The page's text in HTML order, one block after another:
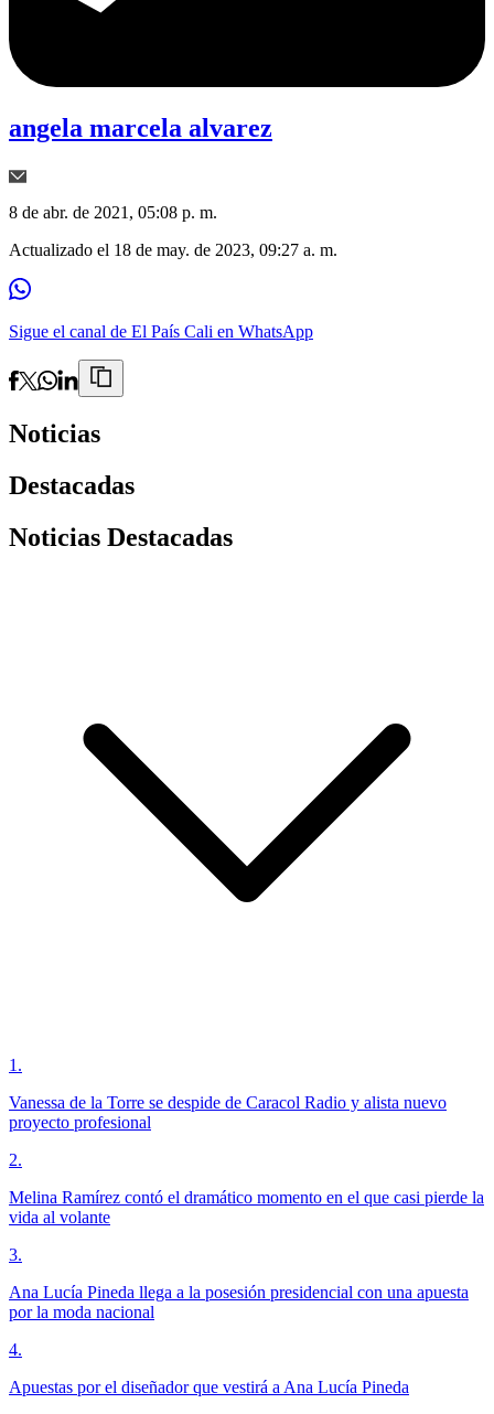
angela marcela alvarez
8 de abr. de 2021, 05:08 p. m.
Actualizado el 18 de may. de 2023, 09:27 a. m.
Sigue el canal de El País Cali en WhatsApp
Noticias
Destacadas
Noticias Destacadas
1 .
Vanessa de la Torre se despide de Caracol Radio y alista nuevo
proyecto profesional
2.
Melina Ramírez contó el dramático momento en el que casi pierde la
vida al volante
3.
Ana Lucía Pineda llega a la posesión presidencial con una apuesta
por la moda nacional
4.
Apuestas por el diseñador que vestirá a Ana Lucía Pineda